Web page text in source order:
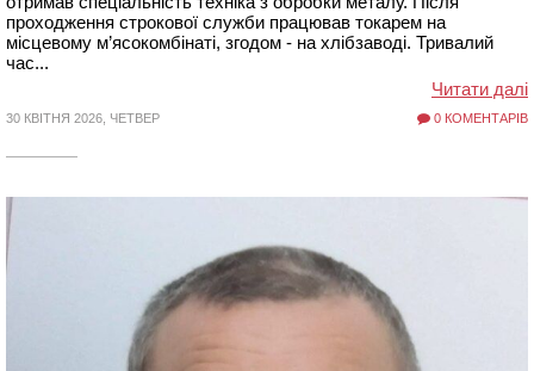
проходження строкової служби працював токарем на
місцевому м’ясокомбінаті, згодом - на хлібзаводі. Тривалий
час...
Читати далі
30 КВІТНЯ 2026, ЧЕТВЕР 0 КОМЕНТАРІВ